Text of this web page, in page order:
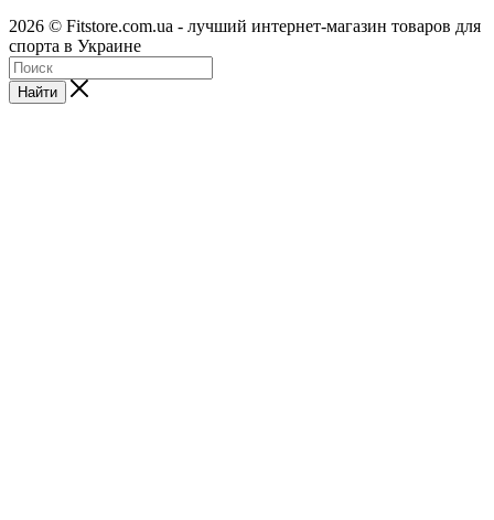
2026 © Fitstore.com.ua - лучший интернет-магазин товаров для
спорта в Украине
Найти